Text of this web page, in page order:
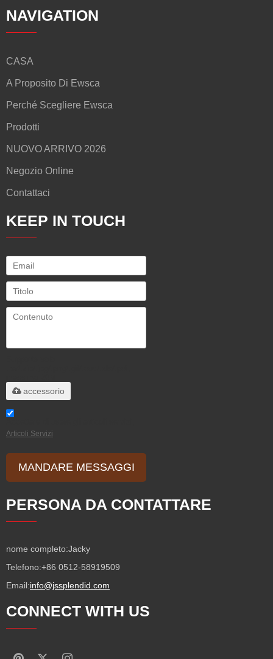
NAVIGATION
CASA
A Proposito Di Ewsca
Perché Scegliere Ewsca
Prodotti
NUOVO ARRIVO 2026
Negozio Online
Contattaci
KEEP IN TOUCH
accessorio
Articoli Servizi
MANDARE MESSAGGI
PERSONA DA CONTATTARE
nome completo:Jacky
Telefono:+86 0512-58919509
Email:info@jssplendid.com
CONNECT WITH US